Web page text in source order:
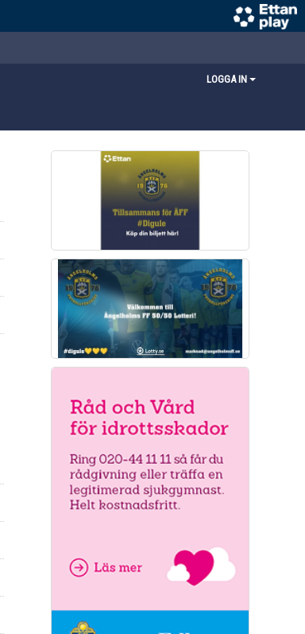
LOGGA IN